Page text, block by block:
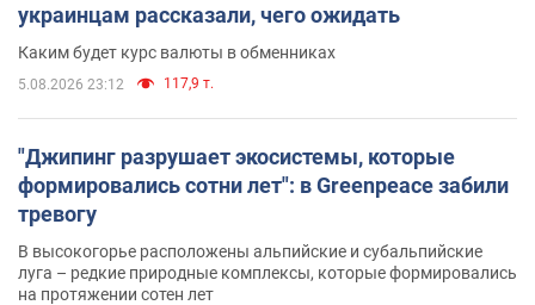
украинцам рассказали, чего ожидать
Каким будет курс валюты в обменниках
5.08.2026 23:12 117,9 т.
"Джипинг разрушает экосистемы, которые
формировались сотни лет": в Greenpeace забили
тревогу
В высокогорье расположены альпийские и субальпийские
луга – редкие природные комплексы, которые формировались
на протяжении сотен лет